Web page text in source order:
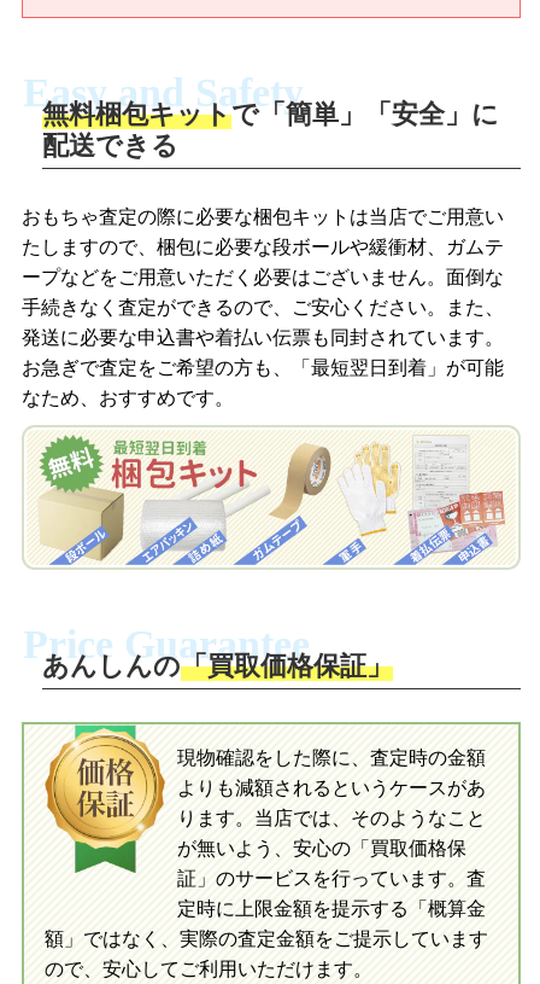
商品撮影
商品を撮影して、査定フォームから画像
を送信します。
梱包キットをメールで申し込み
査定結果をメールで確認し、梱包キット
を申し込みます。梱包キットは送料無料
でお届けします。
自宅でおもちゃを発送・梱包
梱包キットに同封する発送ガイドの手順
送。当店へ無料で発送いただけます。
入金完了
当店に査定したおもちゃがご到着後、ご
指定の口座に即日入金可能です。
買取の流れ 写真の撮影方法
LINEの友だち追加・査定画像を送信
「ジョニージョイLINE査定」を友だちに
追加し、スマートフォンなどのカメラで
撮影したおもちゃの写真をトーク中に送
梱包キットをLINEで申し込み
査定結果をLINEで確認し、梱包キットを
申し込みます。梱包キットは送料無料で
お届けします。
自宅でおもちゃを発送・梱包
ださい。お電話にて集荷依頼を行い発
送。当店へ無料で発送いただけます。
当店に査定したおもちゃがご到着後、ご
指定の口座に即日入金可能です。
初めての方へ LINE査定の流れ 写真の撮影方法
Easy and Safety
無料梱包キットで「簡単」「安全」に
配送できる
おもちゃ査定の際に必要な梱包キットは当店でご用意い
たしますので、梱包に必要な段ボールや緩衝材、ガムテ
ープなどをご用意いただく必要はございません。面倒な
手続きなく査定ができるので、ご安心ください。また、
発送に必要な申込書や着払い伝票も同封されています。
お急ぎで査定をご希望の方も、「最短翌日到着」が可能
なため、おすすめです。
Price Guarantee
あんしんの「買取価格保証」
現物確認をした際に、査定時の金額
よりも減額されるというケースがあ
ります。当店では、そのようなこと
が無いよう、安心の「買取価格保
証」のサービスを行っています。査
定時に上限金額を提示する「概算金
額」ではなく、実際の査定金額をご提示しています
ので、安心してご利用いただけます。